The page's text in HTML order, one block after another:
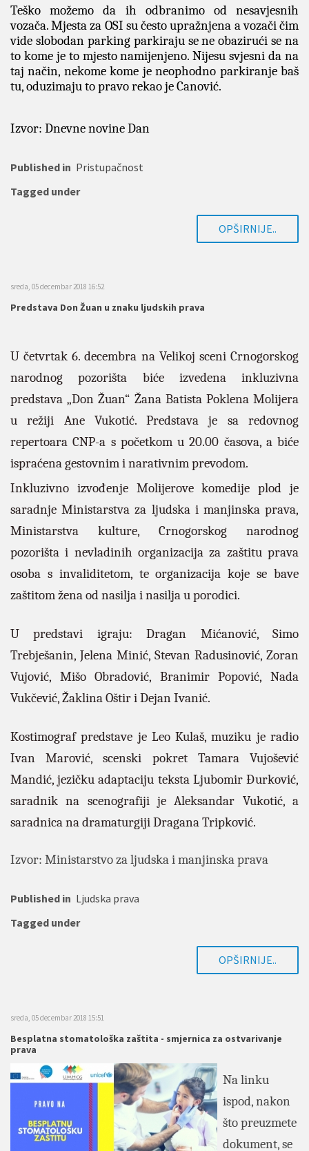
Teško možemo da ih odbranimo od nesavjesnih
vozača. Mjesta za OSI su često upražnjena a vozači čim
vide slobodan parking parkiraju se ne obazirući se na
to kome je to mjesto namijenjeno. Nijesu svjesni da na
taj način, nekome kome je neophodno parkiranje baš
tu, oduzimaju to pravo rekao je Canović.
Izvor: Dnevne novine Dan
Published in Pristupačnost
Tagged under
OPŠIRNIJE..
sreda, 05 decembar 2018 16:52
Predstava Don Žuan u znaku ljudskih prava
U četvrtak 6. decembra na Velikoj sceni Crnogorskog
narodnog pozorišta biće izvedena inkluzivna
predstava „Don Žuan“ Žana Batista Poklena Molijera
u režiji Ane Vukotić. Predstava je sa redovnog
repertoara CNP-a s početkom u 20.00 časova, a biće
ispraćena gestovnim i narativnim prevodom.
Inkluzivno izvođenje Molijerove komedije plod je
saradnje Ministarstva za ljudska i manjinska prava,
Ministarstva kulture, Crnogorskog narodnog
pozorišta i nevladinih organizacija za zaštitu prava
osoba s invaliditetom, te organizacija koje se bave
zaštitom žena od nasilja i nasilja u porodici.
U predstavi igraju: Dragan Mićanović, Simo
Trebješanin, Jelena Minić, Stevan Radusinović, Zoran
Vujović, Mišo Obradović, Branimir Popović, Nada
Vukčević, Žaklina Oštir i Dejan Ivanić.
Kostimograf predstave je Leo Kulaš, muziku je radio
Ivan Marović, scenski pokret Tamara Vujošević
Mandić, jezičku adaptaciju teksta Ljubomir Đurković,
saradnik na scenografiji je Aleksandar Vukotić, a
saradnica na dramaturgiji Dragana Tripković.
Izvor: Ministarstvo za ljudska i manjinska prava
Published in Ljudska prava
Tagged under
OPŠIRNIJE..
sreda, 05 decembar 2018 15:51
Besplatna stomatološka zaštita - smjernica za ostvarivanje
prava
Na linku
ispod, nakon
što preuzmete
dokument, se